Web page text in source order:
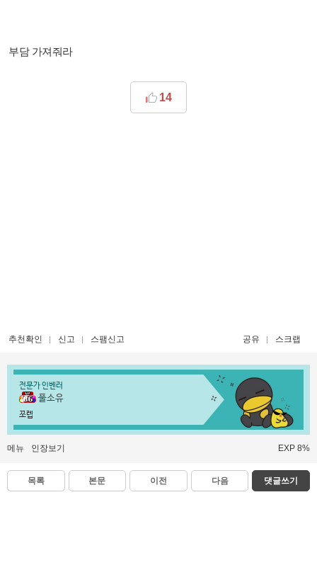
부담 가져줘라
14
추천확인 신고 스팸신고 공유 스크랩
전문가 인벤러
풀소유
쪼렙
메뉴 인장보기 EXP 8%
목록 본문 이전 다음 댓글쓰기